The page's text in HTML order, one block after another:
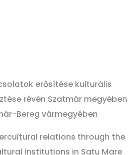
erősítése kulturális
révén Szatmár megyében
Bereg vármegyében
relations through the
institutions in Satu Mare